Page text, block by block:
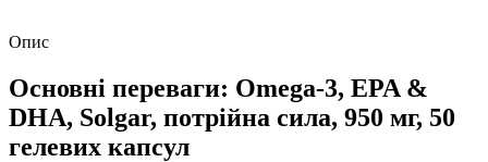
Опис
Основні переваги: Omega-3, EPA &
DHA, Solgar, потрійна сила, 950 мг, 50
гелевих капсул